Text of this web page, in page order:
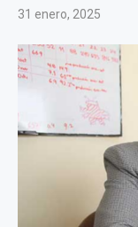
31 enero, 2025